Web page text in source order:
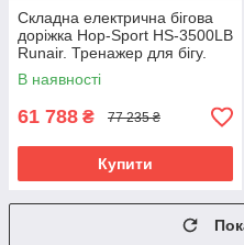
Складна електрична бігова
доріжка Hop-Sport HS-3500LB
Runair. Тренажер для бігу.
Домашня бігова доріжка
В наявності
61 788 ₴ 77 235 ₴
Купити